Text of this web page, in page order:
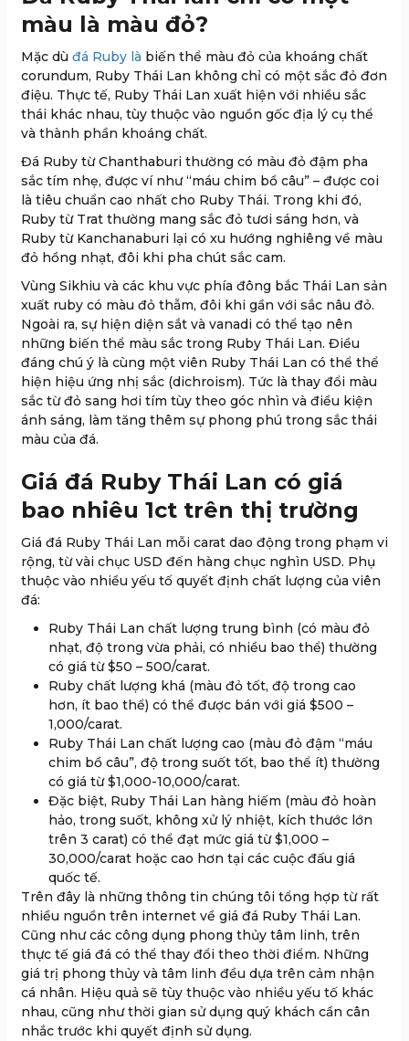
màu là màu đỏ?
Mặc dù đá Ruby là biến thể màu đỏ của khoáng chất
corundum, Ruby Thái Lan không chỉ có một sắc đỏ đơn
điệu. Thực tế, Ruby Thái Lan xuất hiện với nhiều sắc
thái khác nhau, tùy thuộc vào nguồn gốc địa lý cụ thể
và thành phần khoáng chất.
Đá Ruby từ Chanthaburi thường có màu đỏ đậm pha
sắc tím nhẹ, được ví như “máu chim bồ câu” – được coi
là tiêu chuẩn cao nhất cho Ruby Thái. Trong khi đó,
Ruby từ Trat thường mang sắc đỏ tươi sáng hơn, và
Ruby từ Kanchanaburi lại có xu hướng nghiêng về màu
đỏ hồng nhạt, đôi khi pha chút sắc cam.
Vùng Sikhiu và các khu vực phía đông bắc Thái Lan sản
xuất ruby có màu đỏ thẫm, đôi khi gần với sắc nâu đỏ.
Ngoài ra, sự hiện diện sắt và vanadi có thể tạo nên
những biến thể màu sắc trong Ruby Thái Lan. Điều
đáng chú ý là cùng một viên Ruby Thái Lan có thể thể
hiện hiệu ứng nhị sắc (dichroism). Tức là thay đổi màu
sắc từ đỏ sang hơi tím tùy theo góc nhìn và điều kiện
ánh sáng, làm tăng thêm sự phong phú trong sắc thái
màu của đá.
Giá đá Ruby Thái Lan có giá
bao nhiêu 1ct trên thị trường
Giá đá Ruby Thái Lan mỗi carat dao động trong phạm vi
rộng, từ vài chục USD đến hàng chục nghìn USD. Phụ
thuộc vào nhiều yếu tố quyết định chất lượng của viên
đá:
Ruby Thái Lan chất lượng trung bình (có màu đỏ
nhạt, độ trong vừa phải, có nhiều bao thể) thường
có giá từ $50 – 500/carat.
Ruby chất lượng khá (màu đỏ tốt, độ trong cao
hơn, ít bao thể) có thể được bán với giá $500 –
1,000/carat.
Ruby Thái Lan chất lượng cao (màu đỏ đậm “máu
chim bồ câu”, độ trong suốt tốt, bao thể ít) thường
có giá từ $1,000-10,000/carat.
Đặc biệt, Ruby Thái Lan hàng hiếm (màu đỏ hoàn
hảo, trong suốt, không xử lý nhiệt, kích thước lớn
trên 3 carat) có thể đạt mức giá từ $1,000 –
30,000/carat hoặc cao hơn tại các cuộc đấu giá
quốc tế.
Trên đây là những thông tin chúng tôi tổng hợp từ rất
nhiều nguồn trên internet về giá đá Ruby Thái Lan.
Cũng như các công dụng phong thủy tâm linh, trên
thực tế giá đá có thể thay đổi theo thời điểm. Những
giá trị phong thủy và tâm linh đều dựa trên cảm nhận
cá nhân. Hiệu quả sẽ tùy thuộc vào nhiều yếu tố khác
nhau, cũng như thời gian sử dụng quý khách cần cân
nhắc trước khi quyết định sử dụng.